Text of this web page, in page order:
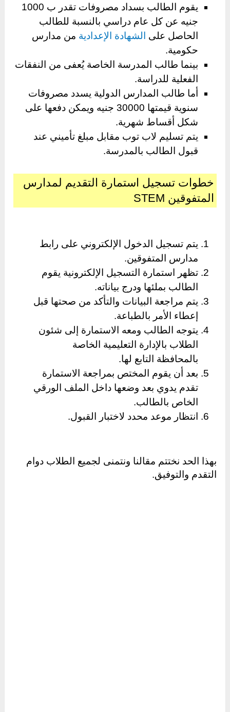
يقوم الطالب بسداد مصروفات تقدر ب 1000
جنيه عن كل عام دراسي بالنسبة للطالب
الحاصل على
الشهادة الإعدادية من مدارس
حكومية.
بينما طالب المدرسة الخاصة يُعفى من النفقات
الفعلية للدراسة.
أما طالب المدارس الدولية يسدد مصروفات
سنوية قيمتها 30000 جنيه ويمكن دفعها على
شكل أقساط شهرية.
يتم تسليم لاب توب مقابل مبلغ تأميني عند
قبول الطالب بالمدرسة.
خطوات تسجيل استمارة التقديم لمدارس
المتفوقين STEM
يتم تسجيل الدخول الإلكتروني على رابط
مدارس المتفوقين.
تظهر استمارة التسجيل الإلكترونية يقوم
الطالب بملئها ودرج بياناته.
يتم مراجعة البيانات والتأكد من صحتها قبل
إعطاء الأمر بالطباعة.
يتوجه الطالب ومعه الاستمارة إلى شئون
الطلاب بالإدارة التعليمية الخاصة
بالمحافظة التابع لها.
بعد أن يقوم المختص بمراجعة الاستمارة
تقدم يدوي بعد وضعها داخل الملف الورقي
الخاص بالطالب.
انتظار موعد محدد لاختبار القبول.
بهذا الحد نختتم مقالنا ونتمنى لجميع الطلاب دوام
التقدم والتوفيق.